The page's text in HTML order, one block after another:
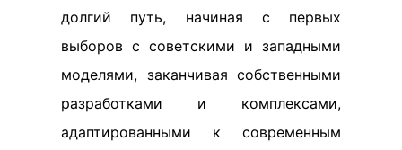
долгий путь, начиная с первых
выборов с советскими и западными
моделями, заканчивая собственными
разработками и комплексами,
адаптированными к современным